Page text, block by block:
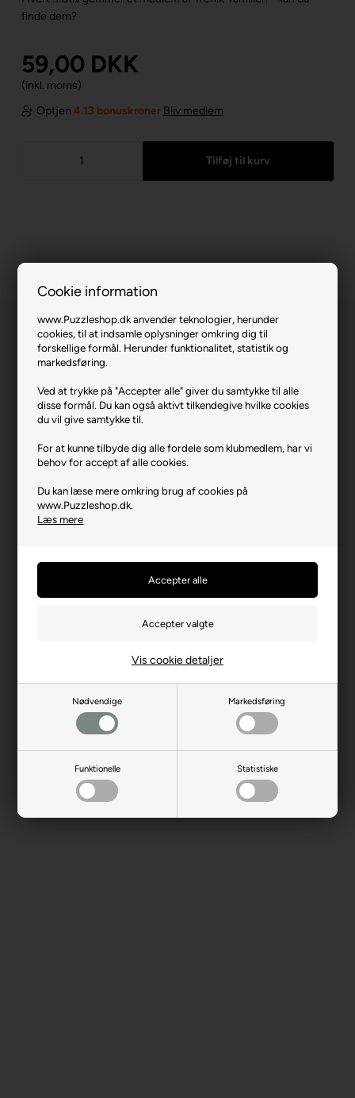
Cookie information
www.Puzzleshop.dk anvender teknologier, herunder
cookies, til at indsamle oplysninger omkring dig til
forskellige formål. Herunder funktionalitet, statistik og
markedsføring.
Ved at trykke på "Accepter alle" giver du samtykke til alle
disse formål. Du kan også aktivt tilkendegive hvilke cookies
du vil give samtykke til.
For at kunne tilbyde dig alle fordele som klubmedlem, har vi
behov for accept af alle cookies.
Du kan læse mere omkring brug af cookies på
www.Puzzleshop.dk.
Læs mere
Nødvendige Markedsføring
Funktionelle Statistiske
Vis cookie detaljer
finde dem?
59,00 DKK
(inkl. moms)
Optjen 4.13 bonuskroner Bliv medlem
The Treflik Family - Cow World (Seek &
Find).
Varenr.: 0526-16584
Antal brikker
Bredde i cm (ca.)
28
11,5
155 Gdynia
Producent hjemmeside
trefl.com
Advarsler
Ikke til børn under 3 år.
Indeholder små dele.